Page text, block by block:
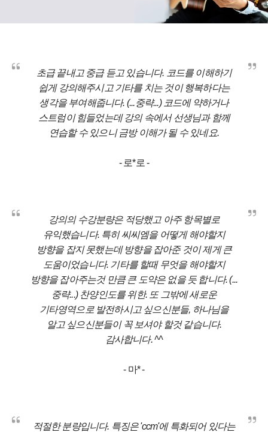
초급 끝내고 중급 듣고 있습니다. 코드를 이해하기
쉽게 강의해주시고 기타를 치는 것이 행복하다는
생각을 부여해줍니다. (...중략...) 코드에 약하거나
스트럼이 힘들었는데 강의 속에서 선생님과 함께
연습할 수 있으니 금방 이해가 될 수 있네요.
- 로*로 -
강의의 수강분량은 적당했고 아주 항목별로
유익했습니다. 특히 씨씨엠을 어떻게 해야할지
방향을 잡지 못했는데 방향을 잡아준 것이 제게 큰
도움이었습니다. 기타를 할때 무엇을 해야할지
방향을 잡아주는것 만큼 큰 도약은 없을 듯 합니다. (...
중략...) 찬양인도를 위한. 또 그밖에 새로운
기타영역으로 발전하시고 싶으신분들, 하나님을
알고 싶으신분들이 꼭 보셔야 할것 같습니다.
감사합니다. ^^
- 마* -
적절한 분량입니다. 특징은 'ccm'에 특화되어 있다는